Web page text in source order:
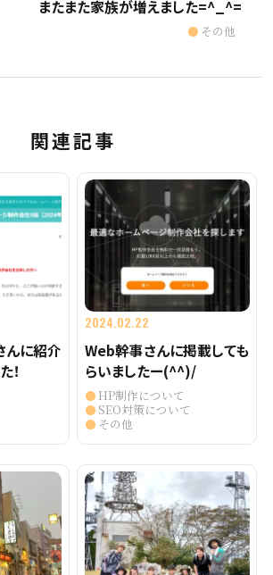
またまた家族が増えました=^_^=
その他
関連記事
んに紹介
！
2024.02.22
Web幹事さんに掲載しても
らいましたー(^^)/
HP制作について
SEO対策について
その他